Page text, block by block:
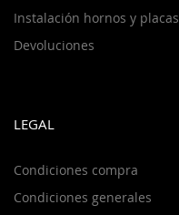
Instalación hornos y placas
Devoluciones
LEGAL
Condiciones compra
Condiciones generales